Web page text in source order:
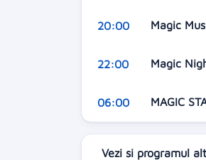
20:00 Magic
22:00 Magic
06:00 MAGIC
Vezi si programul